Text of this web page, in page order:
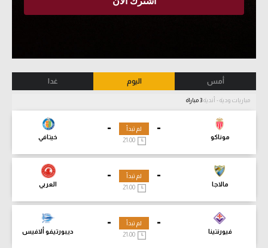
أمس اليوم غدا
مباريات ودية - أندية
-
موناكو
-
خيتافي
لم تبدأ
21:00
-
مالاجا
-
العربي
لم تبدأ
21:00
-
فيورنتينا
-
ديبورتيفو ألافيس
لم تبدأ
21:00